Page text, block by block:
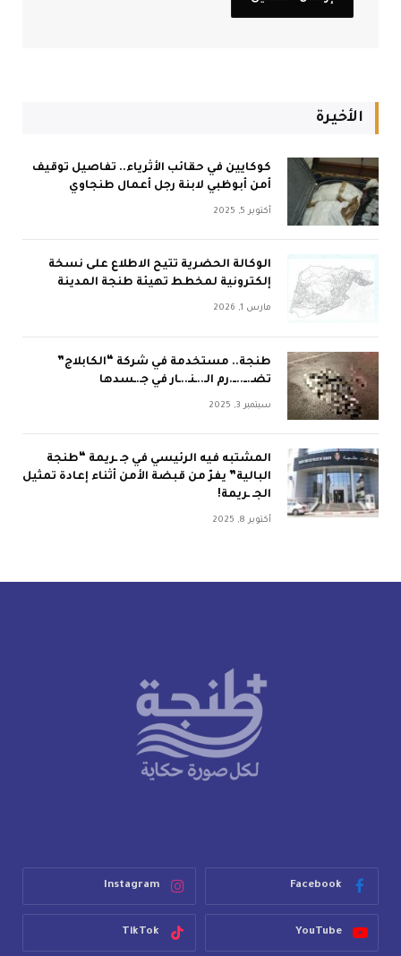
الأخيرة
كوكايين في حقائب الأثرياء.. تفاصيل توقيف
أمن أبوظبي لابنة رجل أعمال طنجاوي
أكتوبر 5, 2025
الوكالة الحضرية تتيح الاطلاع على نسخة
إلكترونية لمخطط تهيئة طنجة المدينة
مارس 1, 2026
طنجة.. مستخدمة في شركة “الكابلاج”
تضـ.ــ..ــ.رم الـ..ـنـ..ـار في جـ.ـسدها
سبتمبر 3, 2025
المشتبه فيه الرئيسي في جـ ـريمة “طنجة
البالية” يفرّ من قبضة الأمن أثناء إعادة تمثيل
الجـ ـريمة!
أكتوبر 8, 2025
Facebook
Instagram
YouTube
TikTok